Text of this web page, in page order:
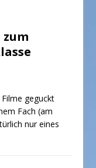
geguckt
Fach (am
nur eines